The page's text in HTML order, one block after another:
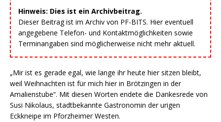
Hinweis: Dies ist ein Archivbeitrag.
Dieser Beitrag ist im Archiv von PF-BITS. Hier eventuell
angegebene Telefon- und Kontaktmöglichkeiten sowie
Terminangaben sind möglicherweise nicht mehr aktuell.
„Mir ist es gerade egal, wie lange ihr heute hier sitzen bleibt,
weil Weihnachten ist für mich hier in Brötzingen in der
Amalienstube“. Mit diesen Worten endete die Dankesrede von
Susi Nikolaus, stadtbekannte Gastronomin der urigen
Eckkneipe im Pforzheimer Westen.